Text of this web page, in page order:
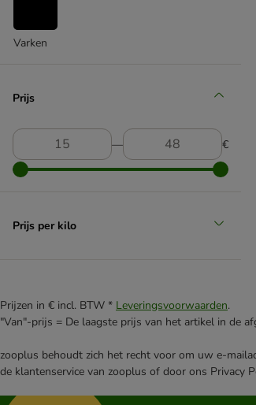
Varken
Prijs
― €
Prijs per kilo
Prijzen in € incl. BTW * Leveringsvoorwaarden.
"Van"-prijs = De laagste prijs van het artikel in de
zooplus behoudt zich het recht voor om uw e-
de klantenservice van zooplus of door ons Privacy